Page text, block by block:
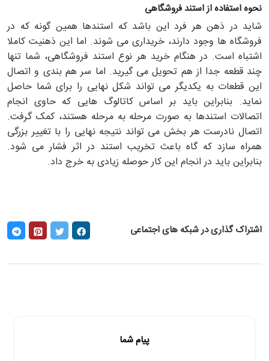
نحوه استفاده از استند فروشگاهی
شاید در ذهن هر فرد این باشد که استندها همین گونه که در
فروشگاه ها وجود دارند، خریداری می شوند. اما این ذهنیت کاملا
اشتباه است. در هنگام خرید هر نوع استند فروشگاهی، شما تنها
چند قطعه جدا از هم تحویل می گیرید. اما سر هم بندی و اتصال
این قطعات به یکدیگر می تواند شکل نهایی را برای شما حاصل
نماید. بنابراین باید بر اساس کاتالوگ هایی که حاوی انجام
اتصالات استندها به صورت مرحله به مرحله هستند، کمک گرفت.
اتصال نادرست هر بخش می تواند نتیجه نهایی را با تغییر بزرگی
همراه سازد که گاه باعث تخریب استند در اثر فشار می شود.
بنابراین باید در انجام این کار حوصله زیادی به خرج داد.
اشتراک گذاری در شبکه های اجتماعی
پیام شما